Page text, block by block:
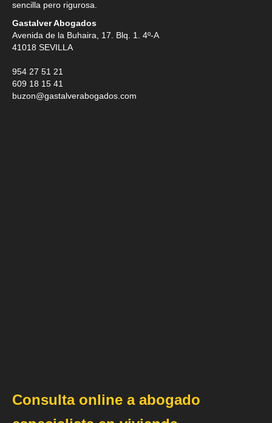
sencilla pero rigurosa.
Gastalver Abogados
Avenida de la Buhaira, 17. Blq. 1. 4º-A
41018 SEVILLA
954 27 51 21
609 18 15 41
buzon@gastalverabogados.com
Consulta online a abogado